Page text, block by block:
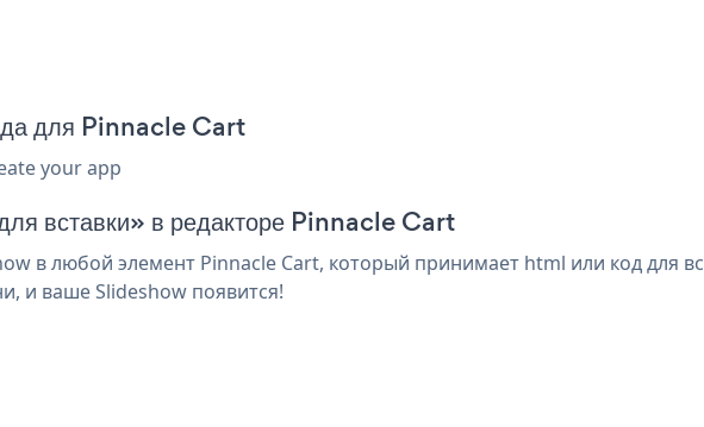
для Pinnacle Cart
your app
вставки» в редакторе Pinnacle Cart
в любой элемент Pinnacle Cart, который принимает html или код для
и ваше Slideshow появится!